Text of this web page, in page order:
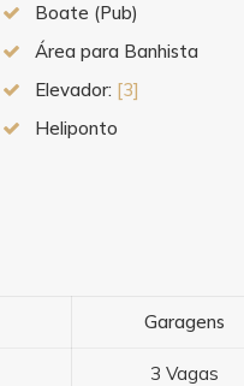
Boate (Pub)
Área para Banhista
Elevador: [3]
Heliponto
Garagens
3 Vagas